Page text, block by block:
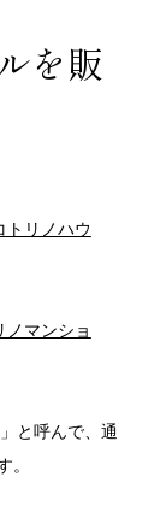
を販
トリノハウ
ノマンショ
と呼んで、通
。